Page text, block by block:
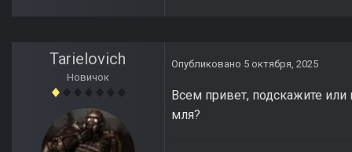
Tarielovich
Новичок
Опубликовано 5 октября, 2025
Всем привет, подскажите или
мля?